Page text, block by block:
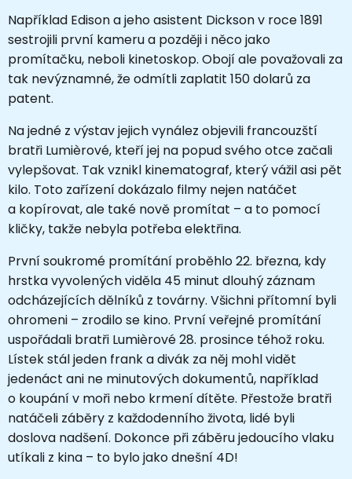
Například Edison a jeho asistent Dickson v roce 1891
sestrojili první kameru a později i něco jako
promítačku, neboli kinetoskop. Obojí ale považovali za
tak nevýznamné, že odmítli zaplatit 150 dolarů za
patent.
Na jedné z výstav jejich vynález objevili francouzští
bratři Lumièrové, kteří jej na popud svého otce začali
vylepšovat. Tak vznikl kinematograf, který vážil asi pět
kilo. Toto zařízení dokázalo filmy nejen natáčet
a kopírovat, ale také nově promítat – a to pomocí
kličky, takže nebyla potřeba elektřina.
První soukromé promítání proběhlo 22. března, kdy
hrstka vyvolených viděla 45 minut dlouhý záznam
odcházejících dělníků z továrny. Všichni přítomní byli
ohromeni – zrodilo se kino. První veřejné promítání
uspořádali bratři Lumièrové 28. prosince téhož roku.
Lístek stál jeden frank a divák za něj mohl vidět
jedenáct ani ne minutových dokumentů, například
o koupání v moři nebo krmení dítěte. Přestože bratři
natáčeli záběry z každodenního života, lidé byli
doslova nadšení. Dokonce při záběru jedoucího vlaku
utíkali z kina – to bylo jako dnešní 4D!